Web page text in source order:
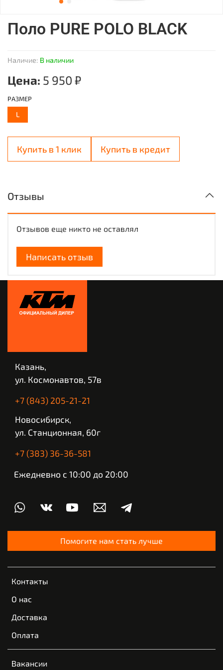
Наличие: В наличии
Поло PURE POLO BLACK
Цена: 5 950 ₽
Купить в 1 клик Купить в кредит
РАЗМЕР
L
Отзывы
Отзывов еще никто не оставлял
Написать отзыв
Контакты
О нас
Доставка
Оплата
Вакансии
Казань,
ул. Космонавтов, 57в
+7 (843) 205-21-21
Новосибирск,
ул. Станционная, 60г
+7 (383) 36-36-581
Ежедневно с 10:00 до 20:00
Помогите нам стать лучше